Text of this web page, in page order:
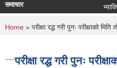
समाचार
You are here
Home » परीक्षा रद्ध गरी पुनः परीक्षाको मिति
परीक्षा रद्ध गरी पुनः